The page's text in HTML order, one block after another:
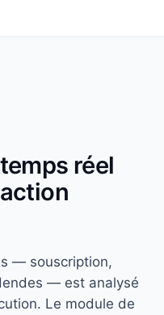
réel
— souscription,
— est analysé
Le module de